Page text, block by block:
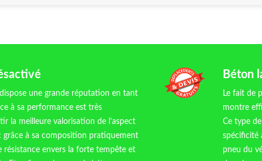
une grande réputation en tant
à sa performance est très
la meilleure valorisation de l’aspect
à sa composition pratiquement
résistance envers la forte tempête et
Béton
Le fait de
montre
Ce type
spécificité
pneu du